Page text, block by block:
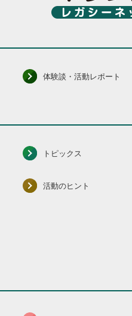
体験談・活動レポート
トピックス
活動のヒント